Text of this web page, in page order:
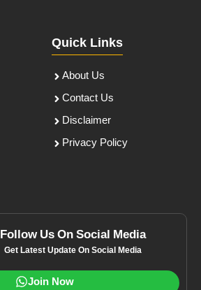
Quick Links
About Us
Contact Us
Disclaimer
Privacy Policy
Follow Us On Social Media
Get Latest Update On Social Media
Join Now